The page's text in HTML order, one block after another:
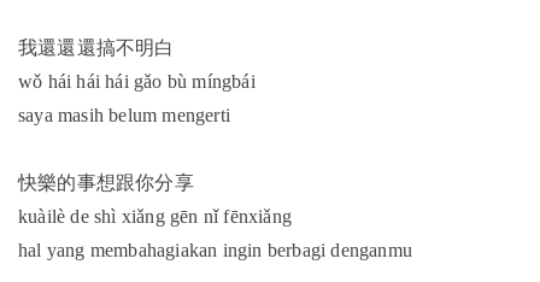
我還還還搞不明白
wǒ hái hái hái gǎo bù míngbái
saya masih belum mengerti
快樂的事想跟你分享
kuàilè de shì xiǎng gēn nǐ fēnxiǎng
hal yang membahagiakan ingin berbagi denganmu